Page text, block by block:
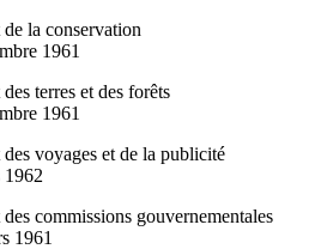
la conservation
1961
terres et des forêts
1961
voyages et de la publicité
1962
commissions gouvernementales
1961